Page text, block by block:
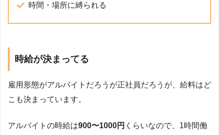
時間・場所に縛られる
時給が決まってる
雇用形態がアルバイトだろうが正社員だろうが、給料はど
こも決まっています。
アルバイトの時給は900〜1000円 くらいなので、1時間働